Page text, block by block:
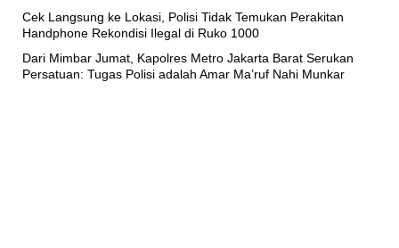
Cek Langsung ke Lokasi, Polisi Tidak Temukan Perakitan
Handphone Rekondisi Ilegal di Ruko 1000
Dari Mimbar Jumat, Kapolres Metro Jakarta Barat Serukan
Persatuan: Tugas Polisi adalah Amar Ma’ruf Nahi Munkar